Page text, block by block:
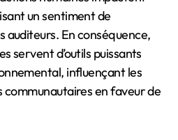
un sentiment de
auditeurs. En conséquence,
servent d’outils puissants
influençant les
communautaires en faveur de